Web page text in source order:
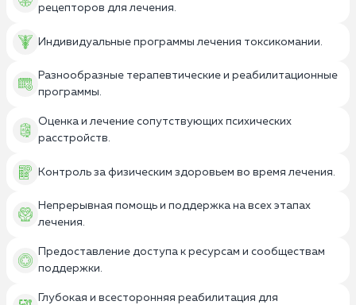
рецепторов для лечения.
Индивидуальные программы лечения токсикомании.
Разнообразные терапевтические и реабилитационные
программы.
Оценка и лечение сопутствующих психических
расстройств.
Контроль за физическим здоровьем во время лечения.
Непрерывная помощь и поддержка на всех этапах
лечения.
Предоставление доступа к ресурсам и сообществам
поддержки.
Глубокая и всесторонняя реабилитация для